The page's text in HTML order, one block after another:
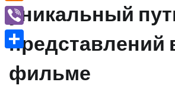
уникальный
представлений
фильме
Odnoklassniki
Viber
Отправить